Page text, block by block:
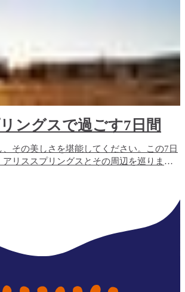
ングスで過ごす7日間
その美しさを堪能してください。この7日
リススプリングスとその周辺を巡りま